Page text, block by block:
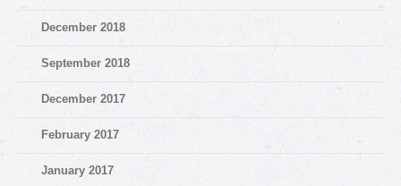
December 2018
September 2018
December 2017
February 2017
January 2017